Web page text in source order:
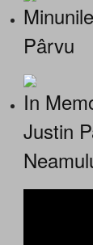
Pârvu
In
Justin